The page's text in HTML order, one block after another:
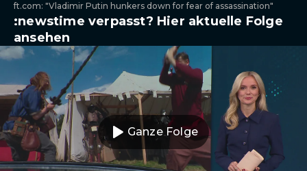
ft.com: "Vladimir Putin hunkers down for fear of assassination"
:newstime verpasst? Hier aktuelle Folge
ansehen
Ganze Folge